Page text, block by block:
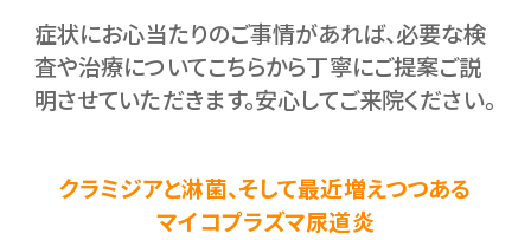
症状にお心当たりのご事情があれば、必要な検
査や治療についてこちらから丁寧にご提案ご説
明させていただきます。安心してご来院ください。
クラミジアと淋菌、そして最近増えつつある
マイコプラズマ尿道炎